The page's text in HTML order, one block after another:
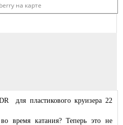
на карте
для пластикового круизера 22
время катания? Теперь это не